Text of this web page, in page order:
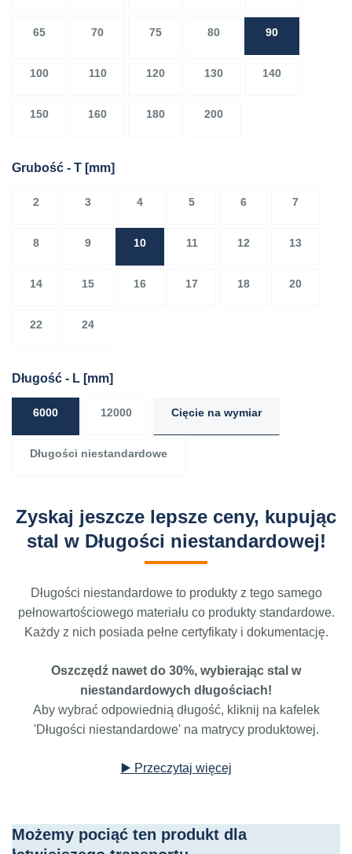
65 70 75 80 90
100 110 120 130 140
150 160 180 200
Grubość - T [mm]
2 3 4 5 6 7
8 9 10 11 12 13
14 15 16 17 18 20
22 24
Długość - L [mm]
6000 12000 Cięcie na wymiar
Długości niestandardowe
Zyskaj jeszcze lepsze ceny, kupując
stal w Długości niestandardowej!
Długości niestandardowe to produkty z tego samego
pełnowartościowego materiału co produkty standardowe.
Każdy z nich posiada pełne certyfikaty i dokumentację.
Oszczędź nawet do 30%, wybierając stal w
niestandardowych długościach!
Aby wybrać odpowiednią długość, kliknij na kafelek
'Długości niestandardowe' na matrycy produktowej.
▶️ Przeczytaj więcej
Możemy pociąć ten produkt dla